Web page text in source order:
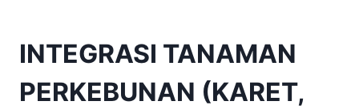
INTEGRASI TANAMAN
PERKEBUNAN (KARET,